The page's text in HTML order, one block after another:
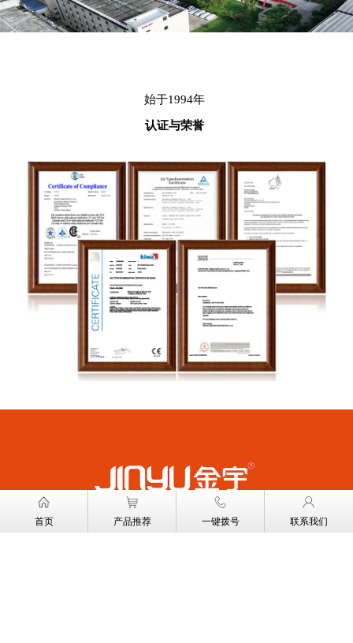
始于1994年
认证与荣誉
首页 产品推荐 一键拨号 联系我们